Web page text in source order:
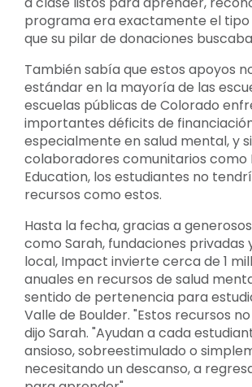
programa era exactamente el
que su pilar de donaciones
También sabía que estos apoyos
estándar en la mayoría de las
escuelas públicas de Colorado
importantes déficits de
especialmente en salud mental, y
colaboradores comunitarios
Education, los estudiantes no
recursos como estos.
Hasta la fecha, gracias a
como Sarah, fundaciones privadas
local, Impact invierte cerca de 1
anuales en recursos de salud
sentido de pertenencia para
Valle de Boulder. "Estos recursos
dijo Sarah. "Ayudan a cada
ansioso, sobreestimulado o
necesitando un descanso, a